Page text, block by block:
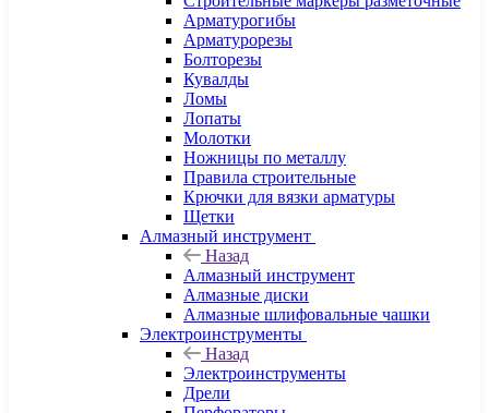
Арматурогибы
Арматурорезы
Болторезы
Кувалды
Ломы
Лопаты
Молотки
Ножницы по металлу
Правила строительные
Крючки для вязки арматуры
Щетки
Алмазный инструмент
Назад
Алмазный инструмент
Алмазные диски
Алмазные шлифовальные чашки
Электроинструменты
Назад
Электроинструменты
Дрели